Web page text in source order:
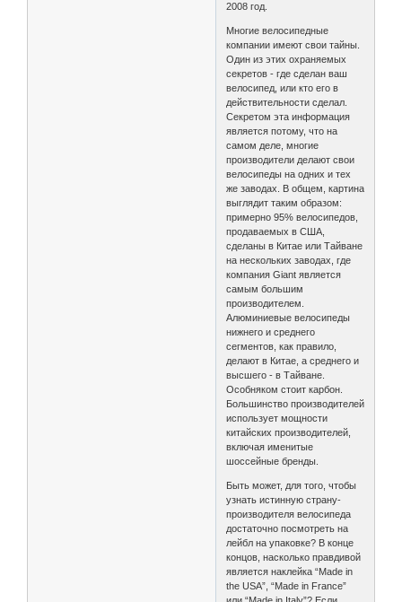
2008 год.
Многие велосипедные
компании имеют свои тайны.
Один из этих охраняемых
секретов - где сделан ваш
велосипед, или кто его в
действительности сделал.
Секретом эта информация
является потому, что на
самом деле, многие
производители делают свои
велосипеды на одних и тех
же заводах. В общем, картина
выглядит таким образом:
примерно 95% велосипедов,
продаваемых в США,
сделаны в Китае или Тайване
на нескольких заводах, где
компания Giant является
самым большим
производителем.
Алюминиевые велосипеды
нижнего и среднего
сегментов, как правило,
делают в Китае, а среднего и
высшего - в Тайване.
Особняком стоит карбон.
Большинство производителей
использует мощности
китайских производителей,
включая именитые
шоссейные бренды.
Быть может, для того, чтобы
узнать истинную страну-
производителя велосипеда
достаточно посмотреть на
лейбл на упаковке? В конце
концов, насколько правдивой
является наклейка “Made in
the USA”, “Made in France”